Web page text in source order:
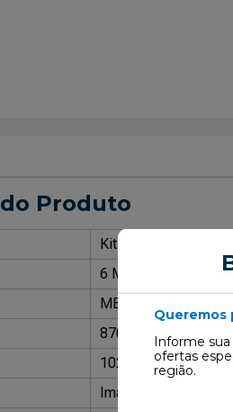
Queremos
Informe sua
ofertas
região.
Produto
Kit de Reparo do
6 Meses
MB4203
87088000
10204801737
Imagens meramente